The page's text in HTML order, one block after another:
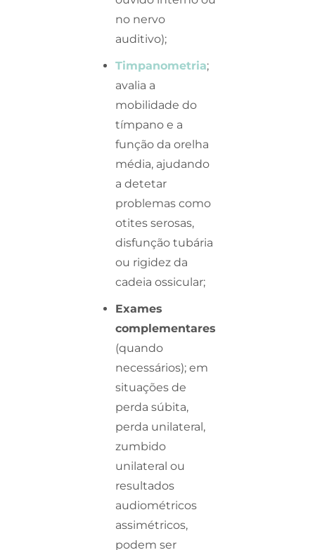
no nervo
auditivo);
Timpanometria;
avalia a
mobilidade do
tímpano e a
função da orelha
média, ajudando
a detetar
problemas como
otites serosas,
disfunção tubária
ou rigidez da
cadeia ossicular;
Exames
complementares
(quando
necessários); em
situações de
perda súbita,
perda unilateral,
zumbido
unilateral ou
resultados
audiométricos
assimétricos,
podem ser